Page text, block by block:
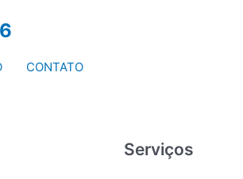
CONTATO
Serviços